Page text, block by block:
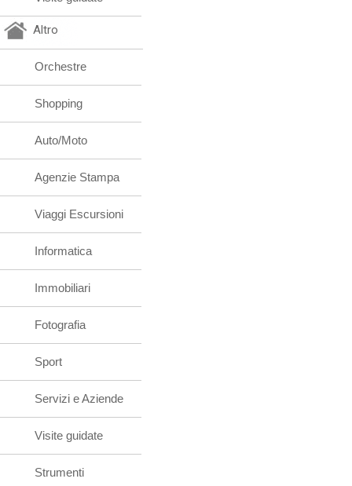
Altro
Orchestre
Shopping
Auto/Moto
Agenzie Stampa
Viaggi Escursioni
Informatica
Immobiliari
Fotografia
Sport
Servizi e Aziende
Visite guidate
Strumenti